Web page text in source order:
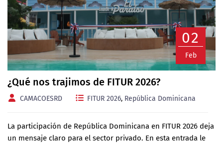
02
Feb
¿Qué nos trajimos de FITUR 2026?
CAMACOESRD FITUR 2026, República Dominicana
La participación de República Dominicana en FITUR 2026 deja
un mensaje claro para el sector privado. En esta entrada le